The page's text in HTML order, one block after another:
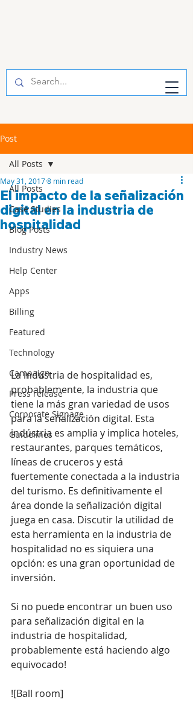
Post
All Posts
Case Studies
Blog Posts
Industry News
Help Center
Apps
Billing
Featured
Technology
Campaign
Press release
Corporate Signage
Guidelines
All Posts
El impacto de la señalización
digital en la industria de
hospitalidad
May 31, 20178 min read
La industria de hospitalidad es,
probablemente, la industria que
tiene la más gran variedad de usos
para la señalización digital. Esta
indústria es amplia y implica hoteles,
restaurantes, parques temáticos,
líneas de cruceros y está
fuertemente conectada a la industria
del turismo. Es definitivamente el
área donde la señalización digital
juega en casa. Discutir la utilidad de
esta herramienta en la industria de
hospitalidad no es siquiera una
opción: es una gran oportunidad de
inversión.
Si no puede encontrar un buen uso
para señalización digital en la
industria de hospitalidad,
probablemente está haciendo algo
equivocado!
![Ball room]